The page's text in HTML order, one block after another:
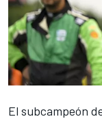
El subcampeón